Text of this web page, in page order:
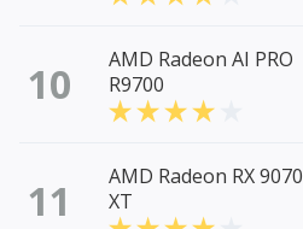
10
AMD Radeon AI PRO
R9700
11
AMD Radeon RX 9070
XT